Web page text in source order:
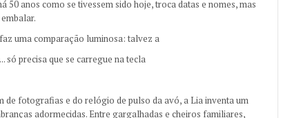
50 anos como se tivessem sido hoje, troca datas e nomes, mas
uma comparação luminosa: talvez a
só precisa que se carregue na tecla
de fotografias e do relógio de pulso da avó, a Lia inventa um
adormecidas. Entre gargalhadas e cheiros familiares,